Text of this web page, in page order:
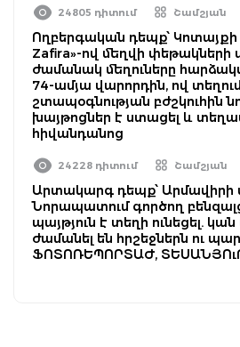
24805 դիտում Շամշյան
Ողբերգական դեպք՝ Կոտայքի
Zafira»-ով մեղվի
ժամանակ մեղուները
74-ամյա վարորդին, ով
շտապօգնության բժշկուհին
խայթոցներ է ստացել և
հիվանդանոց
24228 դիտում Շամշյան
Արտակարգ դեպք՝ Արմավիրի
Նորապատում գործող
պայթյուն է տեղի ունեցել.
ժամանել են հրշեջներն ու
ՖՈՏՈՌԵՊՈՐՏԱԺ,